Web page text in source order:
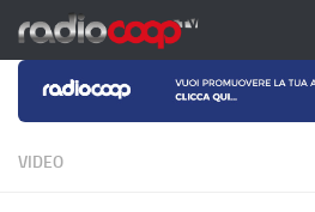
Salta al contenuto
VIDEO